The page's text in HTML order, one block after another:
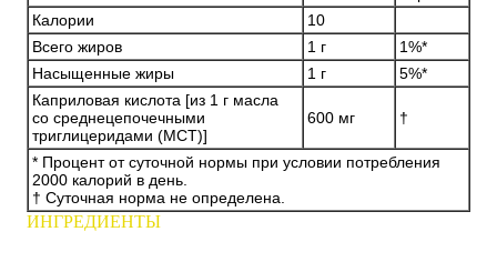
Калории
10
Всего жиров
1 г
1%*
Насыщенные жиры
1 г
5%*
Каприловая кислота [из 1 г масла
со среднецепочечными
триглицеридами (MCT)]
600 мг †
* Процент от суточной нормы при условии потребления
2000 калорий в день.
† Суточная норма не определена.
ИНГРЕДИЕНТЫ